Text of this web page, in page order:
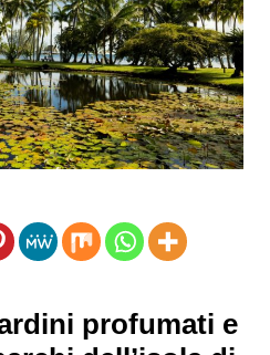
profumati e